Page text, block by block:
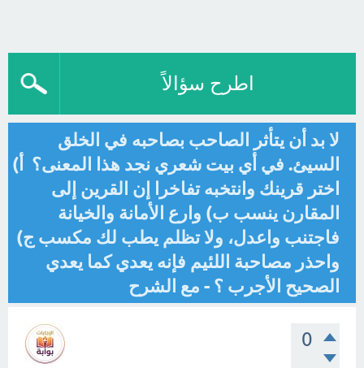
اطرح سؤالاً
لا بد أن يتأثر الصاحب بصاحبه في الخلق
السيئ. في أي بيت شعري نجد هذا المعنى؟ أ)
اختر قرينك وانتخبه تفاخرا إن القرين إلى
المقارن ينسب ب) وارع الأمانة والخيانة
فاجتنب واعدل، ولا تظلم يطب لك مكسب ج)
واحذر مصاحبة اللئيم فإنه يعدي كما يعدي
الصحيح الأجرب ؟ - مع الشرح
0